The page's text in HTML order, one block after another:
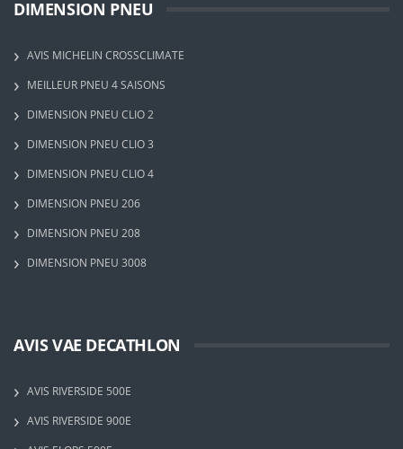
DIMENSION PNEU
AVIS MICHELIN CROSSCLIMATE
MEILLEUR PNEU 4 SAISONS
DIMENSION PNEU CLIO 2
DIMENSION PNEU CLIO 3
DIMENSION PNEU CLIO 4
DIMENSION PNEU 206
DIMENSION PNEU 208
DIMENSION PNEU 3008
AVIS VAE DECATHLON
AVIS RIVERSIDE 500E
AVIS RIVERSIDE 900E